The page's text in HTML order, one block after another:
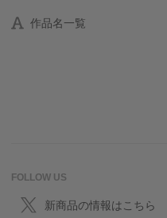
作品名一覧
FOLLOW US
新商品の情報はこちら